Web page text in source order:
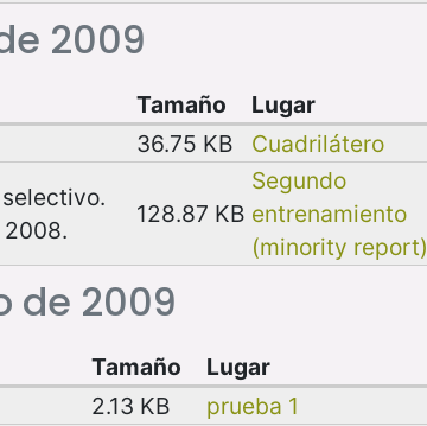
2009
de 2009
Tamaño
Lugar
36.75 KB Cuadrilátero
2008.
128.87 KB
Segundo
entrenamiento
(minority report)
Tamaño
Lugar
2.13 KB prueba 1